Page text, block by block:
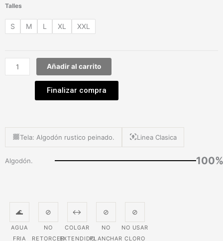
Talles
S M L XL XXL
cantidad
Añadir al carrito
Finalizar compra
Tela: Algodón rustico peinado. Linea Clasica
Algodón. 100%
🌊
AGUA
FRIA
⊘
NO
RETORCER
↔
COLGAR
EXTENDIDO
⊘
NO
PLANCHAR
⊘
NO USAR
CLORO